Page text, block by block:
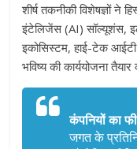
शीर्ष तकनीकी विशेषज्ञों ने
इंटेलिजेंस (AI) सॉल्यूशंस,
इकोसिस्टम, हाई-टेक आईटी
भविष्य की कार्ययोजना
कंपनियों का
जगत के